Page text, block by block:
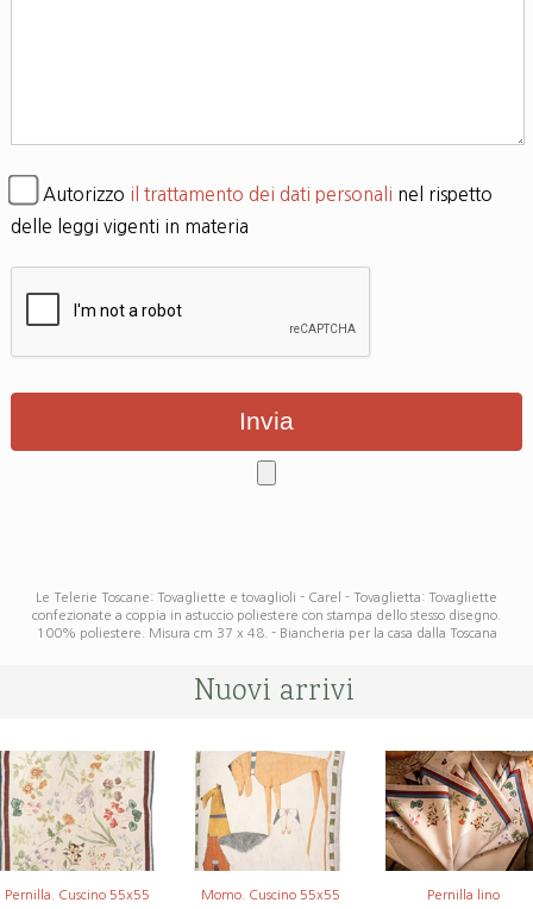
Autorizzo il trattamento dei dati personali nel rispetto
delle leggi vigenti in materia
Le Telerie Toscane: Tovagliette e tovaglioli - Carel - Tovaglietta: Tovagliette
confezionate a coppia in astuccio poliestere con stampa dello stesso disegno.
100% poliestere. Misura cm 37 x 48. - Biancheria per la casa dalla Toscana
Nuovi arrivi
Pernilla. Cuscino 55x55 Momo. Cuscino 55x55 Pernilla lino